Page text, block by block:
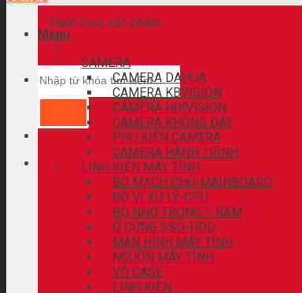
Menu
Danh mục sản phẩm
CAMERA
CAMERA DAHUA
CAMERA KBVISION
CAMERA HIKVISION
CAMERA KHÔNG DÂY
PHỤ KIỆN CAMERA
CAMERA HÀNH TRÌNH
LINH KIỆN MÁY TÍNH
BO MẠCH CHỦ-MAINBOARD
BỘ VI XỬ LÝ-CPU
BỘ NHỚ TRONG – RAM
Ổ CỨNG SSD-HDD
MÀN HÌNH MÁY TÍNH
NGUỒN MÁY TÍNH
VỎ CASE
LINH KIỆN